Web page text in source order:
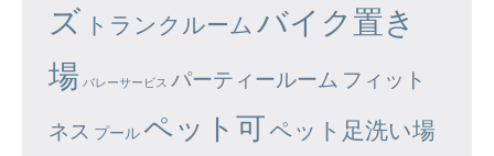
ズ トランクルーム バイク置き
場 バレーサービス パーティールーム フィット
ネス プール ペット可ペット足洗い場